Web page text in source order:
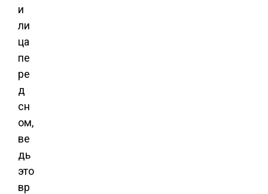
и
ли
ца
пе
ре
д
сн
ом,
ве
дь
это
вр